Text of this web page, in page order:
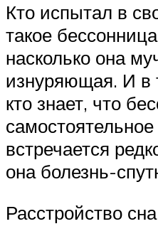
Кто испытал в
такое
насколько она
изнуряющая. И в
кто знает, что
встречается
она болезнь-
Расстройство